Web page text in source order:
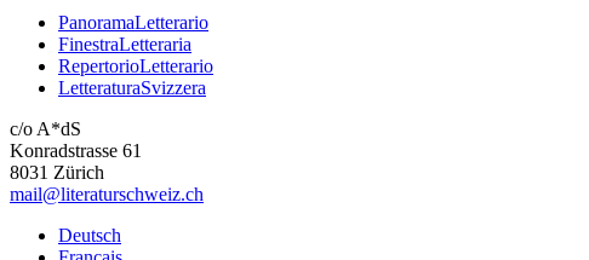
PanoramaLetterario
FinestraLetteraria
RepertorioLetterario
LetteraturaSvizzera
c/o A*dS
Konradstrasse 61
8031 Zürich
mail@literaturschweiz.ch
Deutsch